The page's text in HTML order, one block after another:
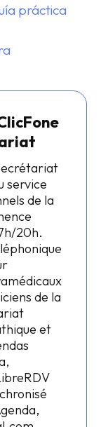
práctica
service
de la
20h.
de la
et